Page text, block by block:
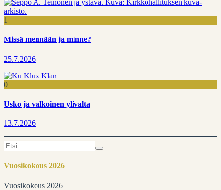
1
Missä mennään ja minne?
25.7.2026
0
Usko ja valkoinen ylivalta
13.7.2026
Search
for:
Vuosikokous 2026
Vuosikokous 2026